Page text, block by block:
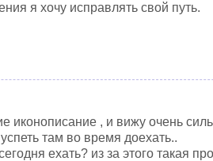
я хочу исправлять свой путь.
иконописание , и вижу очень
там во время доехать..
ехать? из за этого такая